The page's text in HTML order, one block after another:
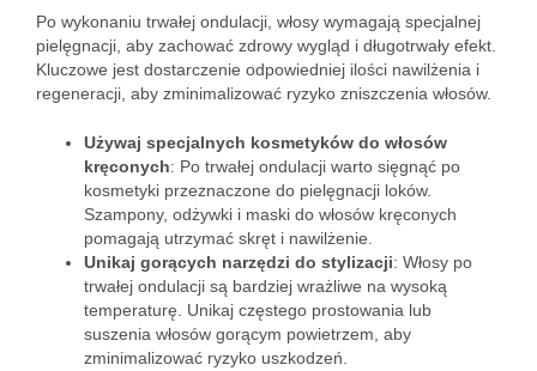
Po wykonaniu trwałej ondulacji, włosy wymagają specjalnej
pielęgnacji, aby zachować zdrowy wygląd i długotrwały efekt.
Kluczowe jest dostarczenie odpowiedniej ilości nawilżenia i
regeneracji, aby zminimalizować ryzyko zniszczenia włosów.
Używaj specjalnych kosmetyków do włosów
kręconych: Po trwałej ondulacji warto sięgnąć po
kosmetyki przeznaczone do pielęgnacji loków.
Szampony, odżywki i maski do włosów kręconych
pomagają utrzymać skręt i nawilżenie.
Unikaj gorących narzędzi do stylizacji: Włosy po
trwałej ondulacji są bardziej wrażliwe na wysoką
temperaturę. Unikaj częstego prostowania lub
suszenia włosów gorącym powietrzem, aby
zminimalizować ryzyko uszkodzeń.